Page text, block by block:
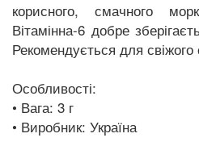
корисного, смачного
Вітамінна-6 добре
Рекомендується для
Особливості:
• Вага: 3 г
• Виробник: Україна